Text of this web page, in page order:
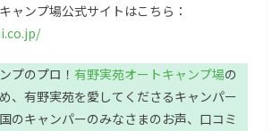
ャンプ場公式サイトはこちら：
プのプロ！ 有野実苑オートキャンプ場の
、有野実苑を愛してくださるキャンパー
のキャンパーのみなさまのお声、口コミ